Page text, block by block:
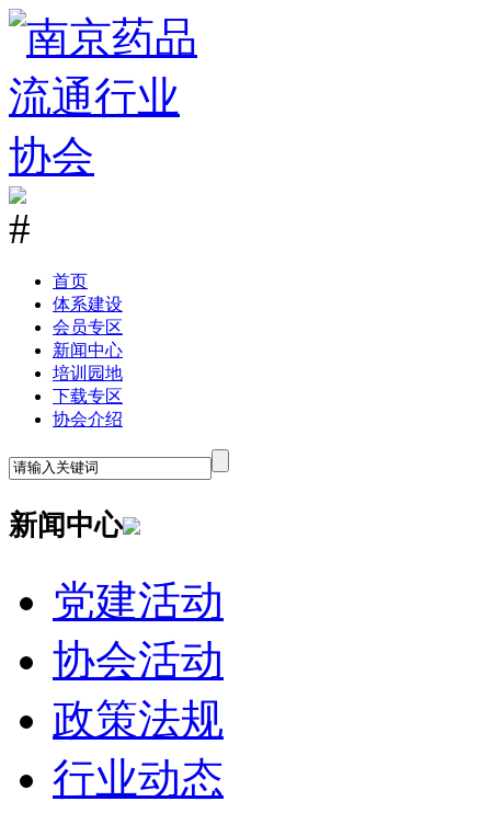
首页
体系建设
会员专区
新闻中心
培训园地
下载专区
协会介绍
新闻中心
党建活动
协会活动
政策法规
行业动态